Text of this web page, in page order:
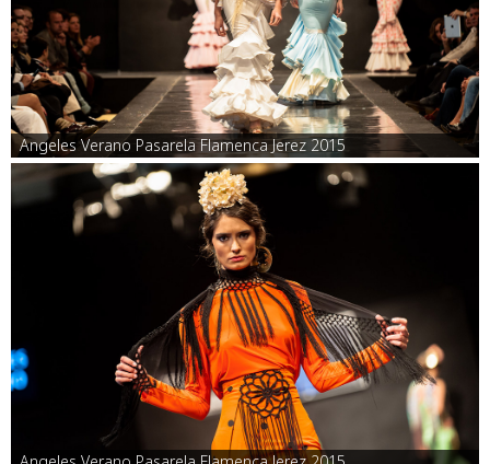
Angeles Verano Pasarela Flamenca Jerez 2015